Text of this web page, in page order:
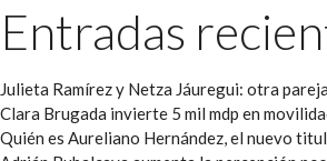
Entradas
Julieta Ramírez y Netza Jáuregui: otra
Clara Brugada invierte 5 mil mdp en
Quién es Aureliano Hernández, el nuevo